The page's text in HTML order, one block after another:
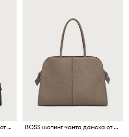
BOSS шопинг чанта дамска от кожа Lenah Big Duffle Bag
BOSS шопинг чанта дамска от имитация на кожа CLARICE TOTE